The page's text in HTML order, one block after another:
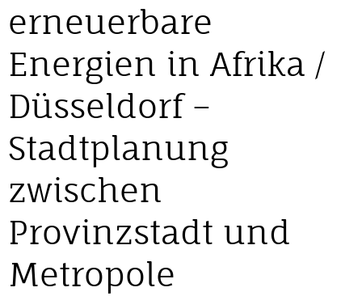
erneuerbare
Energien in Afrika /
Düsseldorf –
Stadtplanung
zwischen
Provinzstadt und
Metropole